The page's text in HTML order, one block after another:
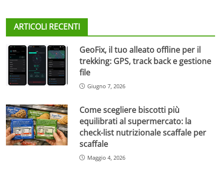
ARTICOLI RECENTI
GeoFix, il tuo alleato offline per il
trekking: GPS, track back e gestione
file
Giugno 7, 2026
Come scegliere biscotti più
equilibrati al supermercato: la
check-list nutrizionale scaffale per
scaffale
Maggio 4, 2026